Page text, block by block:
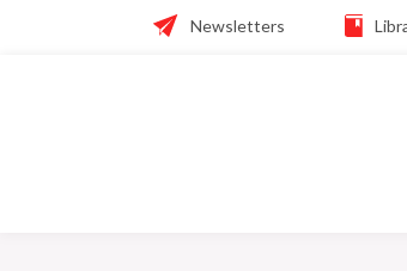
Header
Newsletters